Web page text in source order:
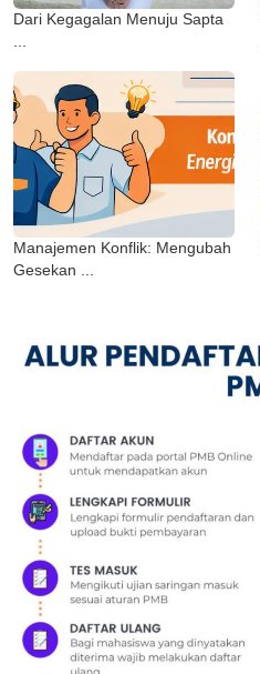
Dari Kegagalan Menuju Sapta
Manajemen Konflik: Mengubah
Gesekan ...